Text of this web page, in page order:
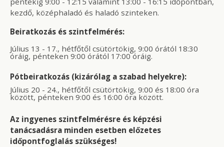
kezdő, középhaladó és haladó szinteken.
Beiratkozás és szintfelmérés:
Július 13 - 17., hétfőtől csütörtökig, 9:00 órától 18:30
óráig, pénteken 9:00 órától 17:00 óráig.
Pótbeiratkozás (kizárólag a szabad helyekre):
Július 20 - 24., hétfőtől csütörtökig, 9:00 és 18:00 óra
között, pénteken 9:00 és 16:00 óra között.
Az ingyenes szintfelmérésre és képzési
tanácsadásra minden esetben előzetes
időpontfoglalás szükséges!